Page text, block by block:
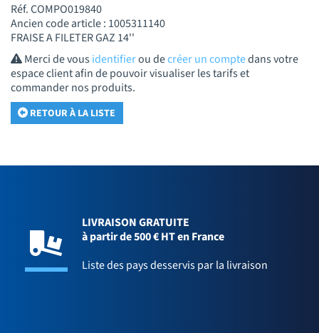
Réf. COMPO019840
Ancien code article : 1005311140
FRAISE A FILETER GAZ 14''
Merci de vousidentifierou decréer un comptedans votre
espace client afin de pouvoir visualiser les tarifs et
commander nos produits.
RETOUR À LA LISTE
LIVRAISON GRATUITE
à partir de 500 € HT en France
Liste des pays desservis par la livraison